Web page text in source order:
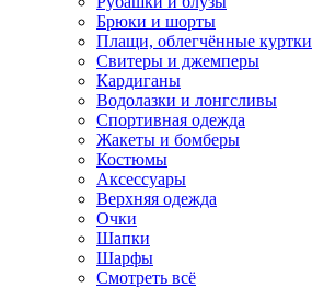
Брюки и шорты
Плащи, облегчённые куртки
Свитеры и джемперы
Кардиганы
Водолазки и лонгсливы
Спортивная одежда
Жакеты и бомберы
Костюмы
Аксессуары
Верхняя одежда
Очки
Шапки
Шарфы
Смотреть всё